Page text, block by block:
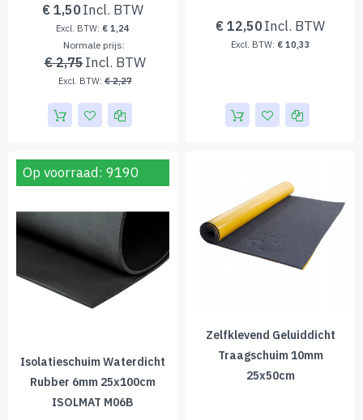
€ 1,50
€ 1,24
Normale prijs
€ 2,75
€ 2,27
€ 12,50
€ 10,33
Op voorraad: 9190
Isolatieschuim Waterdicht
Rubber 6mm 25x100cm
ISOLMAT M06B
Zelfklevend Geluiddicht
Traagschuim 10mm
25x50cm